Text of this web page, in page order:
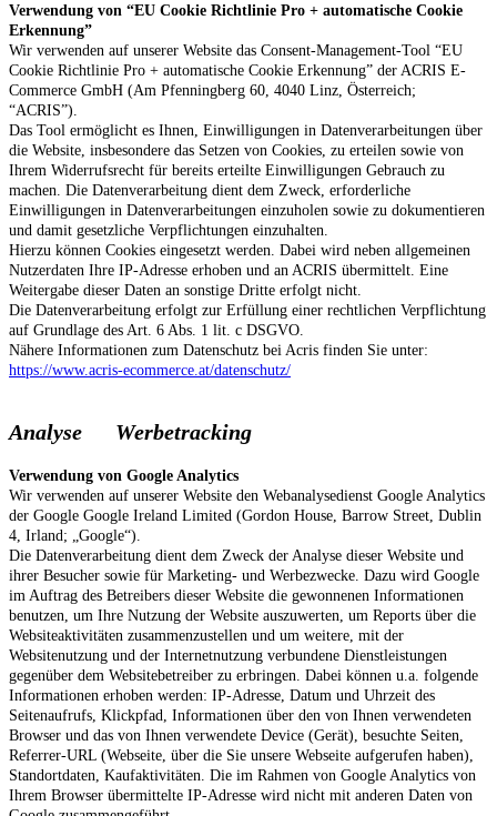
Verwendung von “EU Cookie Richtlinie Pro + automatische Cookie
Erkennung”
Wir verwenden auf unserer Website das Consent-Management-Tool “EU
Cookie Richtlinie Pro + automatische Cookie Erkennung” der ACRIS E-
Commerce GmbH (Am Pfenningberg 60, 4040 Linz, Österreich;
“ACRIS”).
Das Tool ermöglicht es Ihnen, Einwilligungen in Datenverarbeitungen über
die Website, insbesondere das Setzen von Cookies, zu erteilen sowie von
Ihrem Widerrufsrecht für bereits erteilte Einwilligungen Gebrauch zu
machen. Die Datenverarbeitung dient dem Zweck, erforderliche
Einwilligungen in Datenverarbeitungen einzuholen sowie zu dokumentieren
und damit gesetzliche Verpflichtungen einzuhalten.
Hierzu können Cookies eingesetzt werden. Dabei wird neben allgemeinen
Nutzerdaten Ihre IP-Adresse erhoben und an ACRIS übermittelt. Eine
Weitergabe dieser Daten an sonstige Dritte erfolgt nicht.
Die Datenverarbeitung erfolgt zur Erfüllung einer rechtlichen Verpflichtung
auf Grundlage des Art. 6 Abs. 1 lit. c DSGVO.
Nähere Informationen zum Datenschutz bei Acris finden Sie unter:
https://www.acris-ecommerce.at/datenschutz/
Analyse Werbetracking
Verwendung von Google Analytics
Wir verwenden auf unserer Website den Webanalysedienst Google Analytics
der Google Google Ireland Limited (Gordon House, Barrow Street, Dublin
4, Irland; „Google“).
Die Datenverarbeitung dient dem Zweck der Analyse dieser Website und
ihrer Besucher sowie für Marketing- und Werbezwecke. Dazu wird Google
im Auftrag des Betreibers dieser Website die gewonnenen Informationen
benutzen, um Ihre Nutzung der Website auszuwerten, um Reports über die
Websiteaktivitäten zusammenzustellen und um weitere, mit der
Websitenutzung und der Internetnutzung verbundene Dienstleistungen
gegenüber dem Websitebetreiber zu erbringen. Dabei können u.a. folgende
Informationen erhoben werden: IP-Adresse, Datum und Uhrzeit des
Seitenaufrufs, Klickpfad, Informationen über den von Ihnen verwendeten
Browser und das von Ihnen verwendete Device (Gerät), besuchte Seiten,
Referrer-URL (Webseite, über die Sie unsere Webseite aufgerufen haben),
Standortdaten, Kaufaktivitäten. Die im Rahmen von Google Analytics von
Ihrem Browser übermittelte IP-Adresse wird nicht mit anderen Daten von